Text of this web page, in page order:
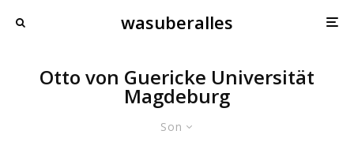
wasuberalles
Otto von Guericke Universität
Magdeburg
Son